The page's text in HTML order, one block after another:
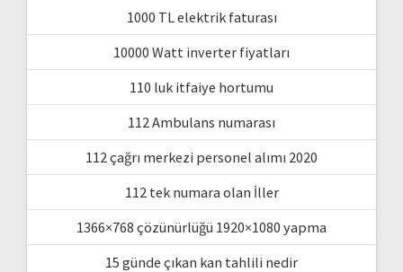
1000 TL elektrik faturası
10000 Watt inverter fiyatları
110 luk itfaiye hortumu
112 Ambulans numarası
112 çağrı merkezi personel alımı 2020
112 tek numara olan İller
1366×768 çözünürlüğü 1920×1080 yapma
15 günde çıkan kan tahlili nedir